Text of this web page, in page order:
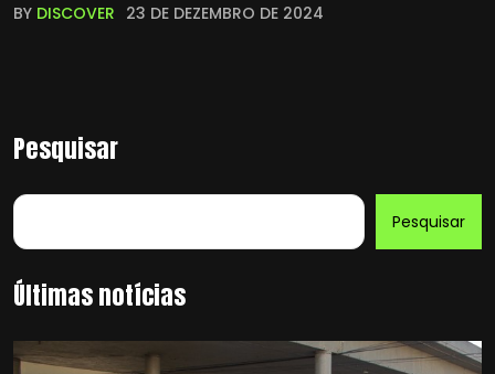
BY DISCOVER 23 DE DEZEMBRO DE 2024
Pesquisar
Pesquisar
Últimas notícias